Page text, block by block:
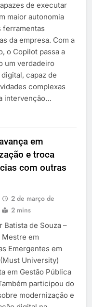
de executar
maior autonomia
ferramentas
da empresa. Com a
o Copilot passa a
um verdadeiro
capaz de
complexas
intervenção…
em
e troca
com outras
2 de março de
2 mins
Batista de Souza –
em
Emergentes em
University)
em Gestão Pública
participou do
modernização e